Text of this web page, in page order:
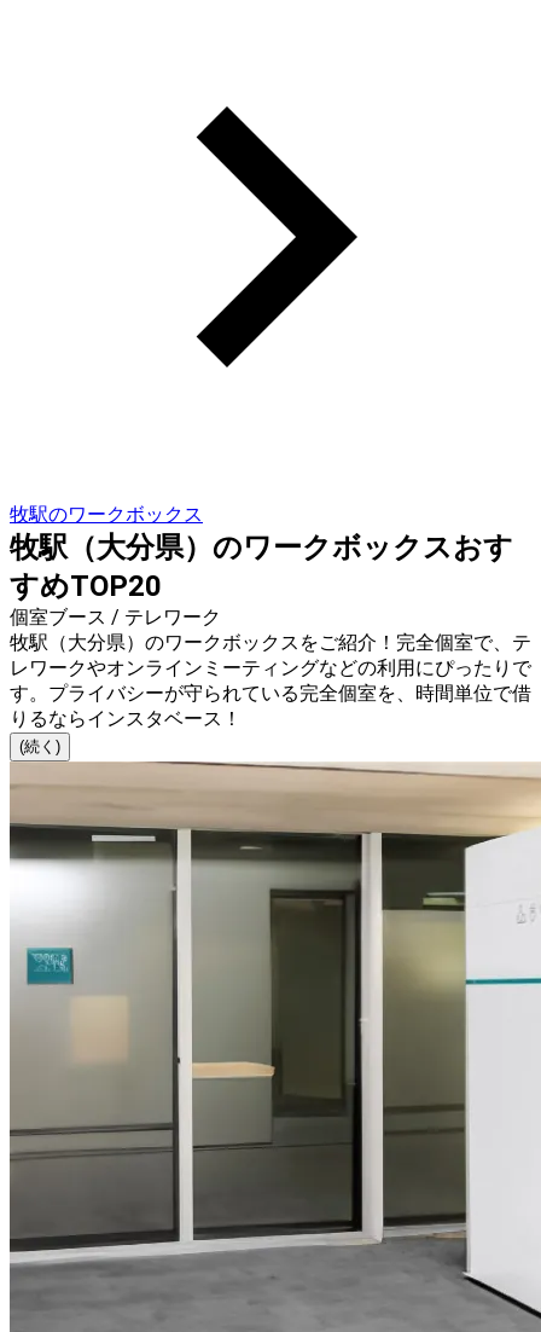
牧駅のワークボックス
牧駅（大分県）のワークボックスおす
すめTOP20
個室ブース / テレワーク
牧駅（大分県）のワークボックスをご紹介！完全個室で、テ
レワークやオンラインミーティングなどの利用にぴったりで
す。プライバシーが守られている完全個室を、時間単位で借
りるならインスタベース！
(続く)